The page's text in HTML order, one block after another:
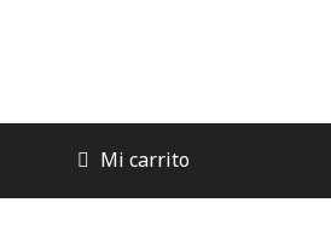
Mi carrito